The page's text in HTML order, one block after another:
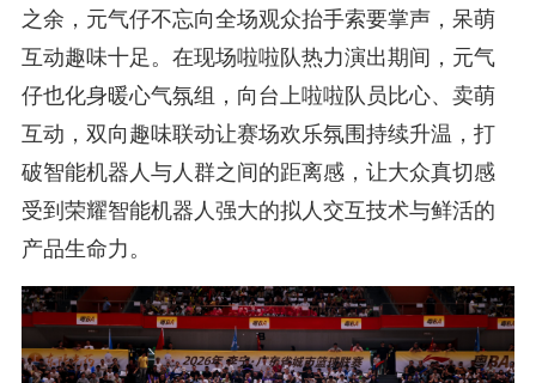
之余，元气仔不忘向全场观众抬手索要掌声，呆萌
互动趣味十足。在现场啦啦队热力演出期间，元气
仔也化身暖心气氛组，向台上啦啦队员比心、卖萌
互动，双向趣味联动让赛场欢乐氛围持续升温，打
破智能机器人与人群之间的距离感，让大众真切感
受到荣耀智能机器人强大的拟人交互技术与鲜活的
产品生命力。